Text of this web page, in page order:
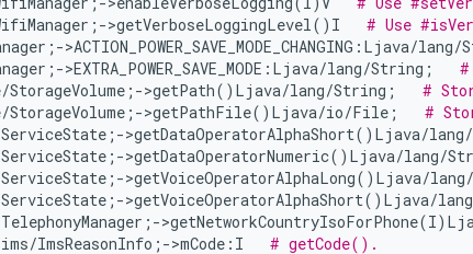
>getVerboseLoggingLevel()I # Use
>ACTION_POWER_SAVE_MODE_CHANGING:Ljava/
>EXTRA_POWER_SAVE_MODE:Ljava/lang/String; #
StorageVolume;->getPath()Ljava/lang/String; #
StorageVolume;->getPathFile()Ljava/io/File; #
>getDataOperatorAlphaShort()Ljava/
>getDataOperatorNumeric()Ljava/
>getVoiceOperatorAlphaLong()Ljava/
ServiceState;->getVoiceOperatorAlphaShort()Ljava/
ImsReasonInfo;->mCode:I # getCode().